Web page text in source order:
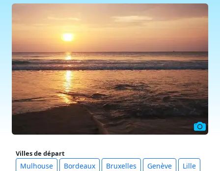
Villes de départ
Mulhouse Bordeaux Bruxelles Genève
Lille